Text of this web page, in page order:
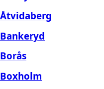
Åtvidaberg
Bankeryd
Borås
Boxholm